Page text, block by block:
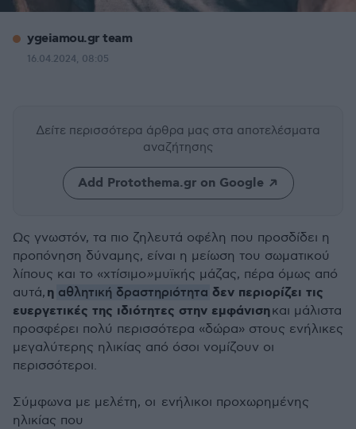
ygeiamou.gr team
16.04.2024, 08:05
Δείτε περισσότερα άρθρα μας στα αποτελέσματα
αναζήτησης
Add Protothema.gr on Google
Ως γνωστόν, τα πιο ζηλευτά οφέλη που προσδίδει η
προπόνηση δύναμης, είναι η μείωση του σωματικού
λίπους και το «χτίσιμο»μυϊκής μάζας, πέρα όμως από
αυτά, η αθλητική δραστηριότητα δεν περιορίζει τις
ευεργετικές της ιδιότητες στην εμφάνισηκαι μάλιστα
προσφέρει πολύ περισσότερα «δώρα» στους ενήλικες
μεγαλύτερης ηλικίας από όσοι νομίζουν οι
περισσότεροι.
Σύμφωνα με μελέτη, οι ενήλικοι προχωρημένης
ηλικίας που